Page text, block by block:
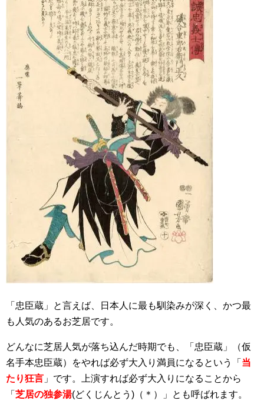
「忠臣蔵」と言えば、日本人に最も馴染みが深く、かつ最
も人気のあるお芝居です。
どんなに芝居人気が落ち込んだ時期でも、「忠臣蔵」（仮
名手本忠臣蔵）をやれば必ず大入り満員になるという「 当
たり狂言 」です。上演すれば必ず大入りになることから
「 芝居の独参湯(どくじんとう)（＊）」とも呼ばれます。